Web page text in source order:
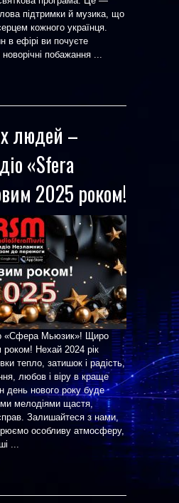
підтримки й музика, що
кожного українця.
в ефірі ви почуєте
новорічні побажання ...
людей –
«Sfera
2025 роком!
«Сфера Мьюзик»! Щиро
роком! Нехай 2024 рік
тепло, затишок і радість,
любов і віру в краще
день нового року буде
мелодіями щастя,
Залишайтеся з нами,
особливу атмосферу,
...